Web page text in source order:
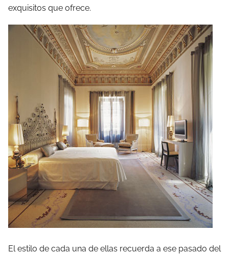
exquisitos que ofrece.
El estilo de cada una de ellas recuerda a ese pasado del